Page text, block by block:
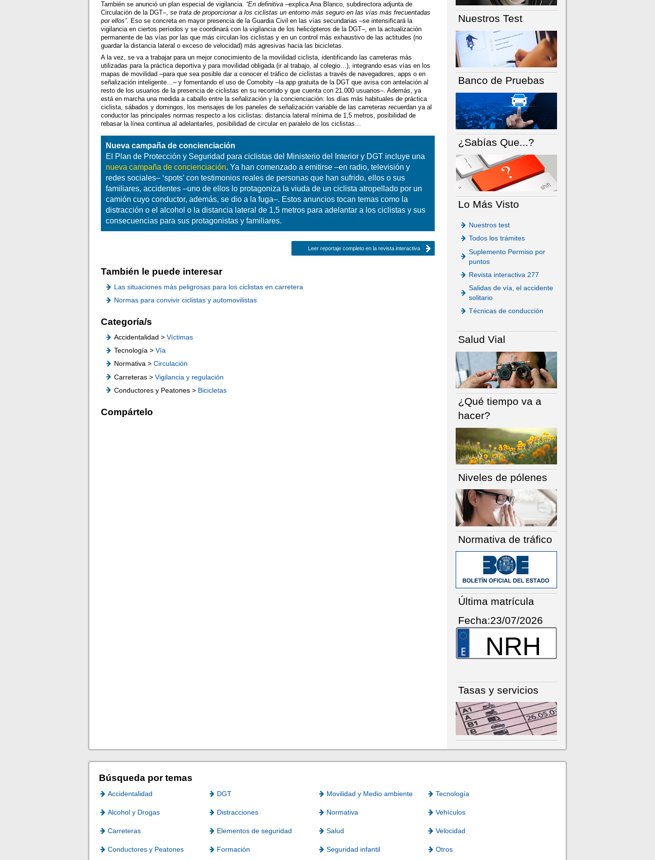
También se anunció un plan especial de vigilancia. “En definitiva –explica Ana Blanco, subdirectora adjunta de
Circulación de la DGT–,se trata de proporcionar a los ciclistas un entorno más seguro en las vías más frecuentadas
por ellos”. Eso se concreta en mayor presencia de la Guardia Civil en las vías secundarias –se intensificará la
vigilancia en ciertos períodos y se coordinará con la vigilancia de los helicópteros de la DGT–, en la actualización
permanente de las vías por las que más circulan los ciclistas y en un control más exhaustivo de las actitudes (no
guardar la distancia lateral o exceso de velocidad) más agresivas hacia las bicicletas.
A la vez, se va a trabajar para un mejor conocimiento de la movilidad ciclista, identificando las carreteras más
utilizadas para la práctica deportiva y para movilidad obligada (ir al trabajo, al colegio…), integrando esas vías en los
mapas de movilidad –para que sea posible dar a conocer el tráfico de ciclistas a través de navegadores, apps o en
señalización inteligente…– y fomentando el uso de Comobity –la app gratuita de la DGT que avisa con antelación al
resto de los usuarios de la presencia de ciclistas en su recorrido y que cuenta con 21.000 usuarios–. Además, ya
está en marcha una medida a caballo entre la señalización y la concienciación: los días más habituales de práctica
ciclista, sábados y domingos, los mensajes de los paneles de señalización variable de las carreteras recuerdan ya al
conductor las principales normas respecto a los ciclistas: distancia lateral mínima de 1,5 metros, posibilidad de
rebasar la línea continua al adelantarles, posibilidad de circular en paralelo de los ciclistas…
Nueva campaña de concienciación
El Plan de Protección y Seguridad para ciclistas del Ministerio del Interior y DGT incluye una
nueva campaña de concienciación. Ya han comenzado a emitirse –en radio, televisión y
redes sociales– ‘spots’ con testimonios reales de personas que han sufrido, ellos o sus
familiares, accidentes –uno de ellos lo protagoniza la viuda de un ciclista atropellado por un
camión cuyo conductor, además, se dio a la fuga–. Estos anuncios tocan temas como la
distracción o el alcohol o la distancia lateral de 1,5 metros para adelantar a los ciclistas y sus
consecuencias para sus protagonistas y familiares.
Leer reportaje completo en la revista interactiva
También le puede interesar
Las situaciones más peligrosas para los ciclistas en carretera
Normas para convivir ciclistas y automovilistas
Categoría/s
Accidentalidad >Víctimas
Tecnología >Vía
Normativa >Circulación
Carreteras >Vigilancia y regulación
Conductores y Peatones > Bicicletas
Compártelo
Nuestros Test
Banco de Pruebas
¿Sabías Que...?
Lo Más Visto
Nuestros test
Todos los trámites
Suplemento Permiso por
puntos
Revista interactiva 277
Salidas de vía, el accidente
solitario
Técnicas de conducción
Salud Vial
¿Qué tiempo va a
hacer?
Niveles de pólenes
Normativa de tráfico
Última matrícula
Fecha:23/07/2026
NRH
Tasas y servicios
Búsqueda por temas
Accidentalidad DGT Movilidad y Medio ambiente Tecnología
Alcohol y Drogas Distracciones Normativa Vehículos
Carreteras Elementos de seguridad Salud Velocidad
Conductores y Peatones Formación Seguridad infantil Otros